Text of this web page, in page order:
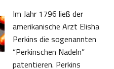
Im Jahr 1796 ließ der
amerikanische Arzt Elisha
Perkins die sogenannten
“Perkinschen Nadeln”
patentieren. Perkins